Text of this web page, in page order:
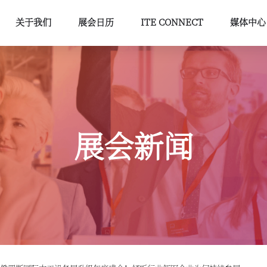
关于我们 展会日历 ITE CONNECT 媒体中心
展会新闻